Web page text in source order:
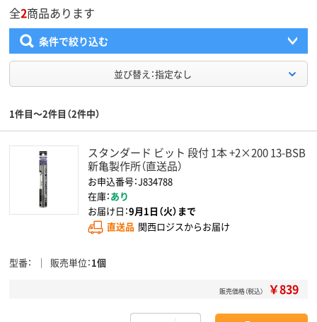
全2商品あります
条件で絞り込む
並び替え：指定なし
1件目～2件目（2件中）
スタンダード ビット 段付 1本 +2×200 13-BSB
新亀製作所（直送品）
お申込番号：J834788
在庫：あり
お届け日：9月1日（火）まで
直送品 関西ロジスからお届け
型番 販売単位 1個
販売価格（税込） ￥839